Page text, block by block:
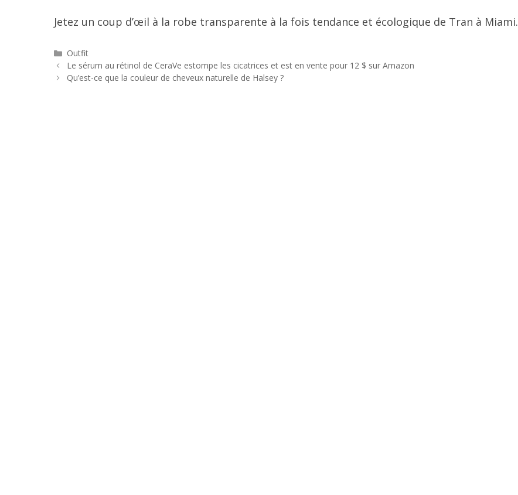
Jetez un coup d’œil à la robe transparente à la fois tendance et écologique de Tran à Miami.
Catégories
Outfit
Navigation
des
Le sérum au rétinol de CeraVe estompe les cicatrices et est en vente pour 12 $ sur Amazon
Qu’est-ce que la couleur de cheveux naturelle de Halsey ?